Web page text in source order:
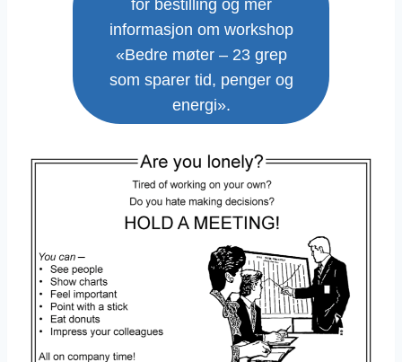
for bestilling og mer
informasjon om workshop
«Bedre møter – 23 grep
som sparer tid, penger og
energi».